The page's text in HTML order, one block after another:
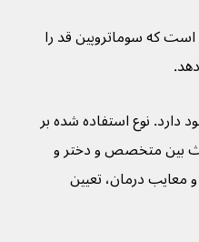
که سوماتروپین قد را
دارد. نوع استفاده شده بر
بین متخصص و دختر و
و معایب درمان، تعیین